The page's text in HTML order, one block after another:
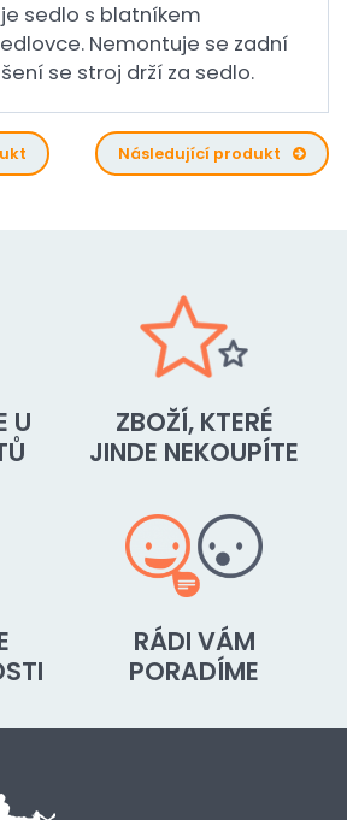
sedlo s blatníkem
Nemontuje se zadní
se stroj drží za sedlo.
Následující produkt
U
ZBOŽÍ, KTERÉ
JINDE NEKOUPÍTE
RÁDI VÁM
PORADÍME